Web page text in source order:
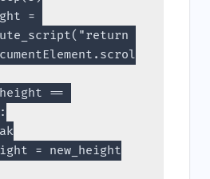
= new_height